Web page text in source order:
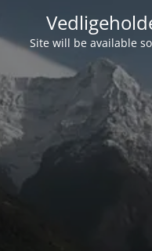
Site will be available